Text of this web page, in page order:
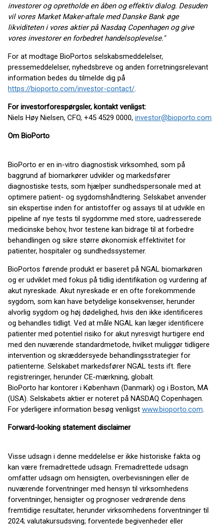
investorer og opretholde en åben og effektiv dialog. Desuden
vil vores Market Maker-aftale med Danske Bank øge
likviditeten i vores aktier på Nasdaq Copenhagen og give
vores investorer en forbedret handelsoplevelse."
For at modtage BioPortos selskabsmeddelelser,
pressemeddelelser, nyhedsbreve og anden forretningsrelevant
information bedes du tilmelde dig på
https://bioporto.com/investor-contact/.
For investorforespørgsler, kontakt venligst:
Niels Høy Nielsen, CFO, +45 4529 0000, investor@bioporto.com
Om BioPorto
BioPorto er en in-vitro diagnostisk virksomhed, som på
baggrund af biomarkører udvikler og markedsfører
diagnostiske tests, som hjælper sundhedspersonale med at
optimere patient- og sygdomshåndtering. Selskabet anvender
sin ekspertise inden for antistoffer og assays til at udvikle en
pipeline af nye tests til sygdomme med store, uadresserede
medicinske behov, hvor testene kan bidrage til at forbedre
behandlingen og sikre større økonomisk effektivitet for
patienter, hospitaler og sundhedssystemer.
BioPortos førende produkt er baseret på NGAL biomarkøren
og er udviklet med fokus på tidlig identifikation og vurdering af
akut nyreskade. Akut nyreskade er en ofte forekommende
sygdom, som kan have betydelige konsekvenser, herunder
alvorlig sygdom og høj dødelighed, hvis den ikke identificeres
og behandles tidligt. Ved at måle NGAL kan læger identificere
patienter med potentiel risiko for akut nyresvigt hurtigere end
med den nuværende standardmetode, hvilket muliggør tidligere
intervention og skræddersyede behandlingsstrategier for
patienterne. Selskabet markedsfører NGAL tests ift. flere
registreringer, herunder CE-mærkning, globalt.
BioPorto har kontorer i København (Danmark) og i Boston, MA
(USA). Selskabets aktier er noteret på NASDAQ Copenhagen.
For yderligere information besøg venligst www.bioporto.com.
Forward-looking statement disclaimer
Visse udsagn i denne meddelelse er ikke historiske fakta og
kan være fremadrettede udsagn. Fremadrettede udsagn
omfatter udsagn om hensigten, overbevisningen eller de
nuværende forventninger med hensyn til virksomhedens
forventninger, hensigter og prognoser vedrørende dens
fremtidige resultater, herunder virksomhedens forventninger til
2024; valutakursudsving; forventede begivenheder eller